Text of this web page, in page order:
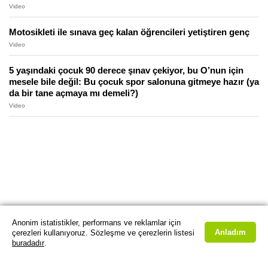
Video
Motosikleti ile sınava geç kalan öğrencileri yetiştiren genç
Video
5 yaşındaki çocuk 90 derece şınav çekiyor, bu O’nun için
mesele bile değil: Bu çocuk spor salonuna gitmeye hazır (ya
da bir tane açmaya mı demeli?)
Video
Anonim istatistikler, performans ve reklamlar için
çerezleri kullanıyoruz. Sözleşme ve çerezlerin listesi
buradadır.
Anladım